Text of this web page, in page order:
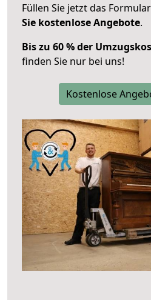
Füllen Sie jetzt das
Sie kostenlose Angebote.
Bis zu 60 % der
finden Sie nur bei uns!
Kostenlose